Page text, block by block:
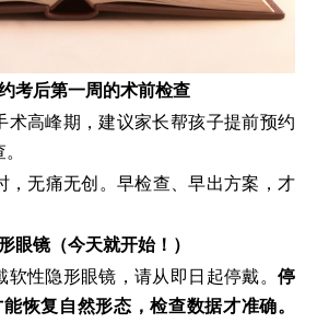
考后第一周的术前检查
术高峰期，建议家长帮孩子提前预约
，无痛无创。早检查、早出方案，才
眼镜（今天就开始！）
软性隐形眼镜，请从即日起停戴。 停
恢复自然形态，检查数据才准确。